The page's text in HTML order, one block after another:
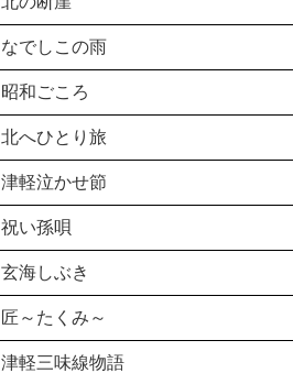
なでしこの雨
昭和ごころ
北へひとり旅
津軽泣かせ節
祝い孫唄
玄海しぶき
匠～たくみ～
津軽三味線物語